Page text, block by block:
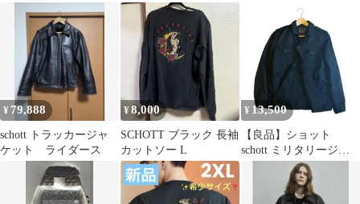
ズ
¥ 79,888
schott トラッカージャ
ケット ライダース
¥8,000
SCHOTT ブラック 長袖
カットソー L
¥ 13,500
【良品】ショット
schott ミリタリージャ
ケット 春夏 40 日本製